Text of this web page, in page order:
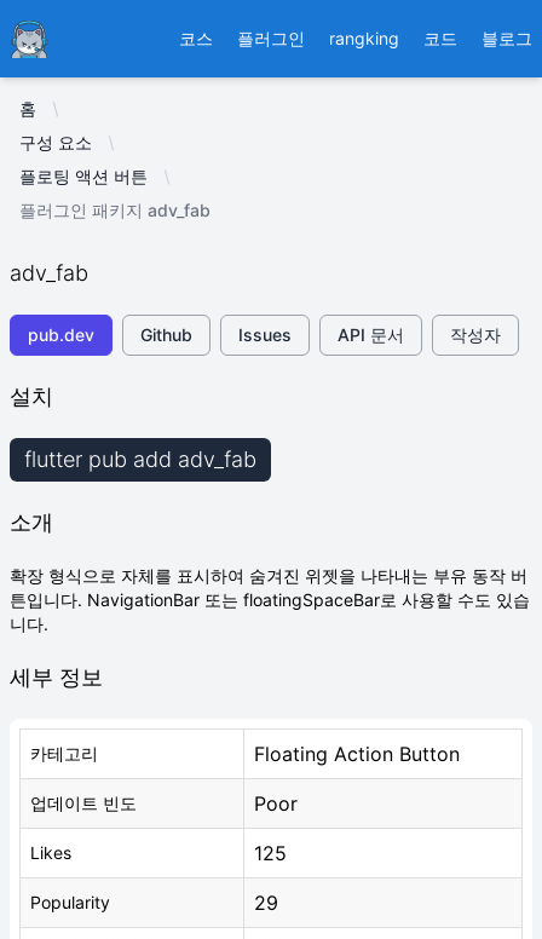
Ducafecat 코스 플러그인 rangking 코드 블로그
홈
구성 요소
플로팅 액션 버튼
플러그인 패키지 adv_fab
adv_fab
pub.dev Github Issues API 문서 작성자
설치
flutter pub add adv_fab
소개
확장 형식으로 자체를 표시하여 숨겨진 위젯을 나타내는 부유 동작 버
튼입니다. NavigationBar 또는 floatingSpaceBar로 사용할 수도 있습
니다.
세부 정보
카테고리 Floating Action Button
업데이트 빈도 Poor
Likes 125
Popularity 29